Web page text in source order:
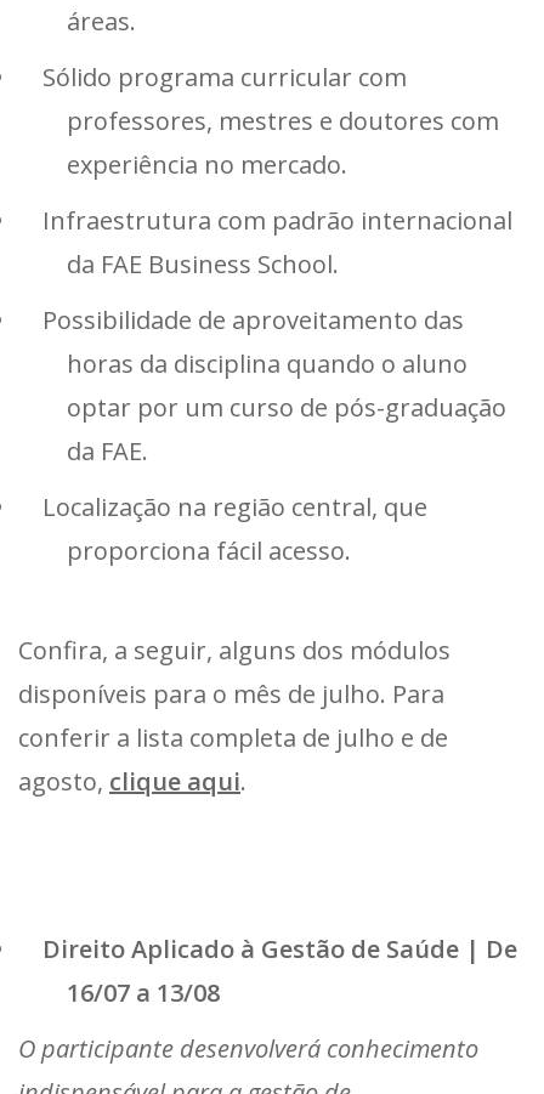
áreas.
Sólido programa curricular com
professores, mestres e doutores com
experiência no mercado.
Infraestrutura com padrão internacional
da FAE Business School.
Possibilidade de aproveitamento das
horas da disciplina quando o aluno
optar por um curso de pós-graduação
da FAE.
Localização na região central, que
proporciona fácil acesso.
Confira, a seguir, alguns dos módulos
disponíveis para o mês de julho. Para
conferir a lista completa de julho e de
agosto, clique aqui.
Direito Aplicado à Gestão de Saúde | De
16/07 a 13/08
O participante desenvolverá conhecimento